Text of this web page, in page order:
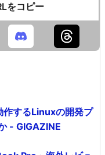
をコピー
するLinuxの開発プ
- GIGAZINE